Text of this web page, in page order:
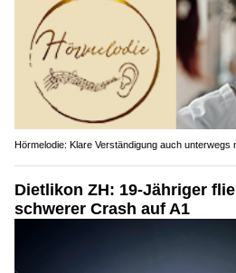
Hörmelodie: Klare Verständigung auch unterwegs
Dietlikon ZH: 19-Jähriger
schwerer Crash auf A1